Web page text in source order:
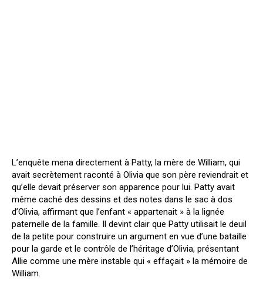
L’enquête mena directement à Patty, la mère de William, qui
avait secrètement raconté à Olivia que son père reviendrait et
qu’elle devait préserver son apparence pour lui. Patty avait
même caché des dessins et des notes dans le sac à dos
d’Olivia, affirmant que l’enfant « appartenait » à la lignée
paternelle de la famille. Il devint clair que Patty utilisait le deuil
de la petite pour construire un argument en vue d’une bataille
pour la garde et le contrôle de l’héritage d’Olivia, présentant
Allie comme une mère instable qui « effaçait » la mémoire de
William.